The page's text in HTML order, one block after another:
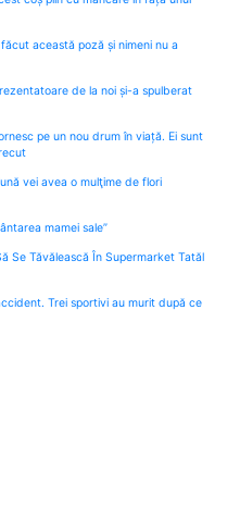
această poză și nimeni nu a
de la noi și-a spulberat
pe un nou drum în viață. Ei sunt
vei avea o mulţime de flori
mamei sale”
Se Tăvălească În Supermarket Tatăl
Trei sportivi au murit după ce